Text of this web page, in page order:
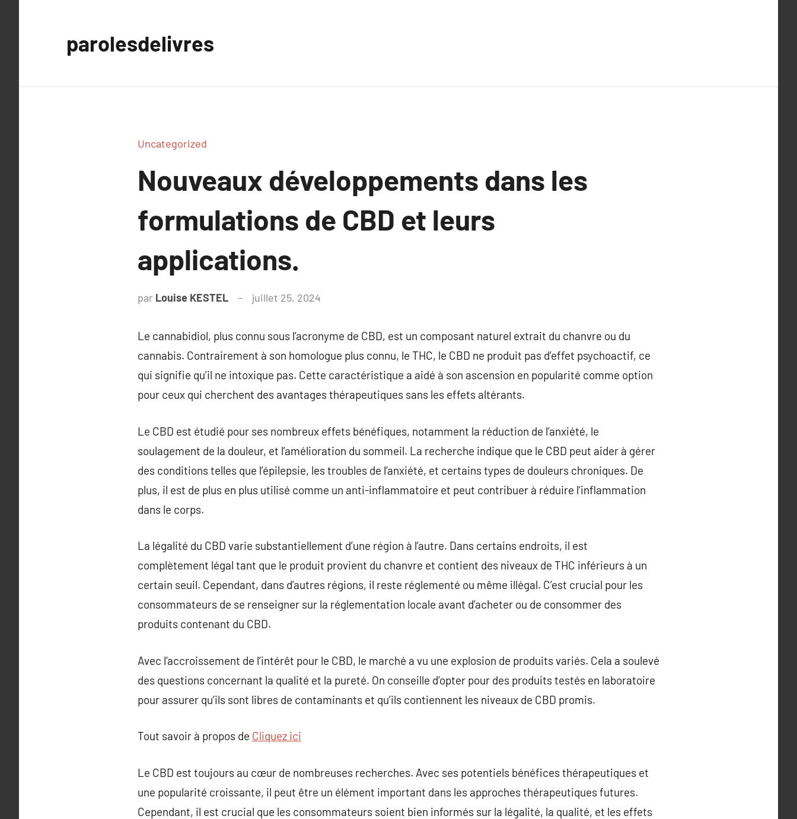
parolesdelivres
Uncategorized
Nouveaux développements dans les
formulations de CBD et leurs
applications.
par Louise KESTEL juillet 25, 2024
Le cannabidiol, plus connu sous l’acronyme de CBD, est un composant naturel extrait du chanvre ou du
cannabis. Contrairement à son homologue plus connu, le THC, le CBD ne produit pas d’effet psychoactif, ce
qui signifie qu’il ne intoxique pas. Cette caractéristique a aidé à son ascension en popularité comme option
pour ceux qui cherchent des avantages thérapeutiques sans les effets altérants.
Le CBD est étudié pour ses nombreux effets bénéfiques, notamment la réduction de l’anxiété, le
soulagement de la douleur, et l’amélioration du sommeil. La recherche indique que le CBD peut aider à gérer
des conditions telles que l’épilepsie, les troubles de l’anxiété, et certains types de douleurs chroniques. De
plus, il est de plus en plus utilisé comme un anti-inflammatoire et peut contribuer à réduire l’inflammation
dans le corps.
La légalité du CBD varie substantiellement d’une région à l’autre. Dans certains endroits, il est
complètement légal tant que le produit provient du chanvre et contient des niveaux de THC inférieurs à un
certain seuil. Cependant, dans d’autres régions, il reste réglementé ou même illégal. C’est crucial pour les
consommateurs de se renseigner sur la réglementation locale avant d’acheter ou de consommer des
produits contenant du CBD.
Avec l’accroissement de l’intérêt pour le CBD, le marché a vu une explosion de produits variés. Cela a soulevé
des questions concernant la qualité et la pureté. On conseille d’opter pour des produits testés en laboratoire
pour assurer qu’ils sont libres de contaminants et qu’ils contiennent les niveaux de CBD promis.
Tout savoir à propos de Cliquez ici
Le CBD est toujours au cœur de nombreuses recherches. Avec ses potentiels bénéfices thérapeutiques et
une popularité croissante, il peut être un élément important dans les approches thérapeutiques futures.
Cependant, il est crucial que les consommateurs soient bien informés sur la légalité, la qualité, et les effets